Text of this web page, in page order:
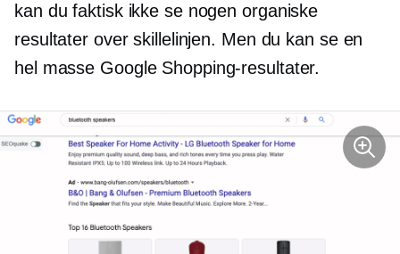
kan du faktisk ikke se nogen organiske
resultater over skillelinjen. Men du kan se en
hel masse Google Shopping-resultater.